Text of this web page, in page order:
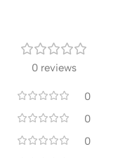
0 reviews
0
0
0